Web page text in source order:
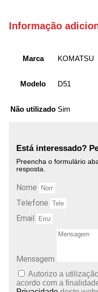
Informação
Marca KOMATSU
Modelo D51
Não utilizado Sim
Está interessado?
Preencha o formulário
resposta.
Nome
Telefone
Email
Mensagem
Autorizo ​​a
acordo com a